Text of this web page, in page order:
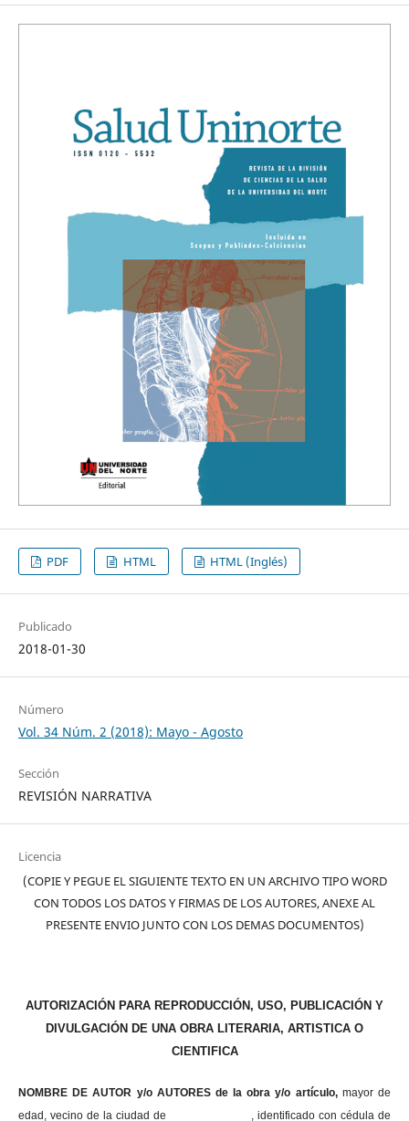
PDF HTML HTML (Inglés)
Publicado
2018-01-30
Número
Vol. 34 Núm. 2 (2018): Mayo - Agosto
Sección
REVISIÓN NARRATIVA
Licencia
(COPIE Y PEGUE EL SIGUIENTE TEXTO EN UN ARCHIVO TIPO WORD
CON TODOS LOS DATOS Y FIRMAS DE LOS AUTORES, ANEXE AL
PRESENTE ENVIO JUNTO CON LOS DEMAS DOCUMENTOS)
AUTORIZACIÓN PARA REPRODUCCIÓN, USO, PUBLICACIÓN Y
DIVULGACIÓN DE UNA OBRA LITERARIA, ARTISTICA O
CIENTIFICA
NOMBRE DE AUTOR y/o AUTORES de la obra y/o artículo, mayor de
edad, vecino de la ciudad de , identificado con cédula de